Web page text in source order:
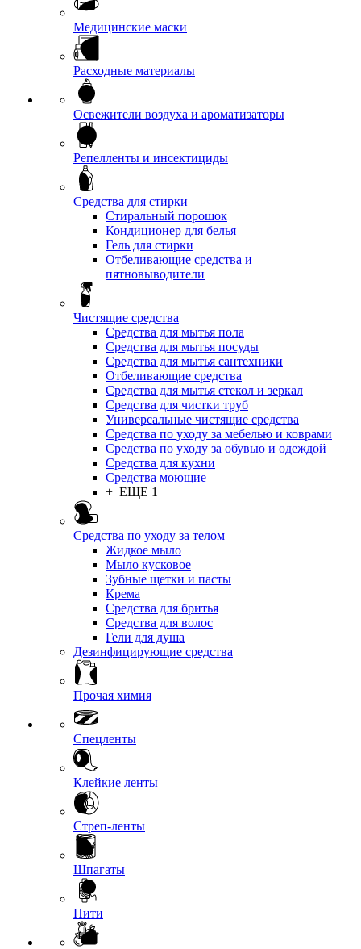
Медицинские маски
Расходные материалы
Освежители воздуха и ароматизаторы
Репелленты и инсектициды
Средства для стирки
Стиральный порошок
Кондиционер для белья
Гель для стирки
Отбеливающие средства и
пятновыводители
Чистящие средства
Средства для мытья пола
Средства для мытья посуды
Средства для мытья сантехники
Отбеливающие средства
Средства для мытья стекол и зеркал
Средства для чистки труб
Универсальные чистящие средства
Средства по уходу за мебелью и коврами
Средства по уходу за обувью и одеждой
Средства для кухни
Средства моющие
+ ЕЩЕ 1
Средства по уходу за телом
Жидкое мыло
Мыло кусковое
Зубные щетки и пасты
Крема
Средства для бритья
Средства для волос
Гели для душа
Дезинфицирующие средства
Прочая химия
Спецленты
Клейкие ленты
Стреп-ленты
Шпагаты
Нити